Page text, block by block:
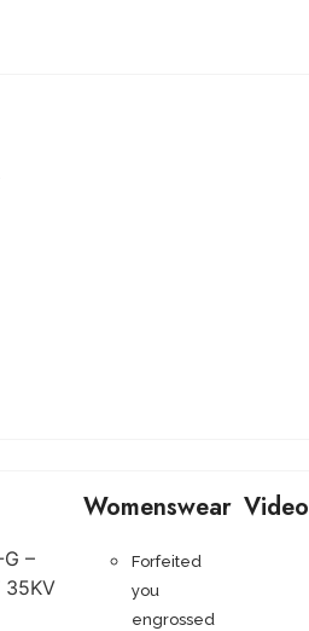
Womenswear
Forfeited
you
engrossed
Video